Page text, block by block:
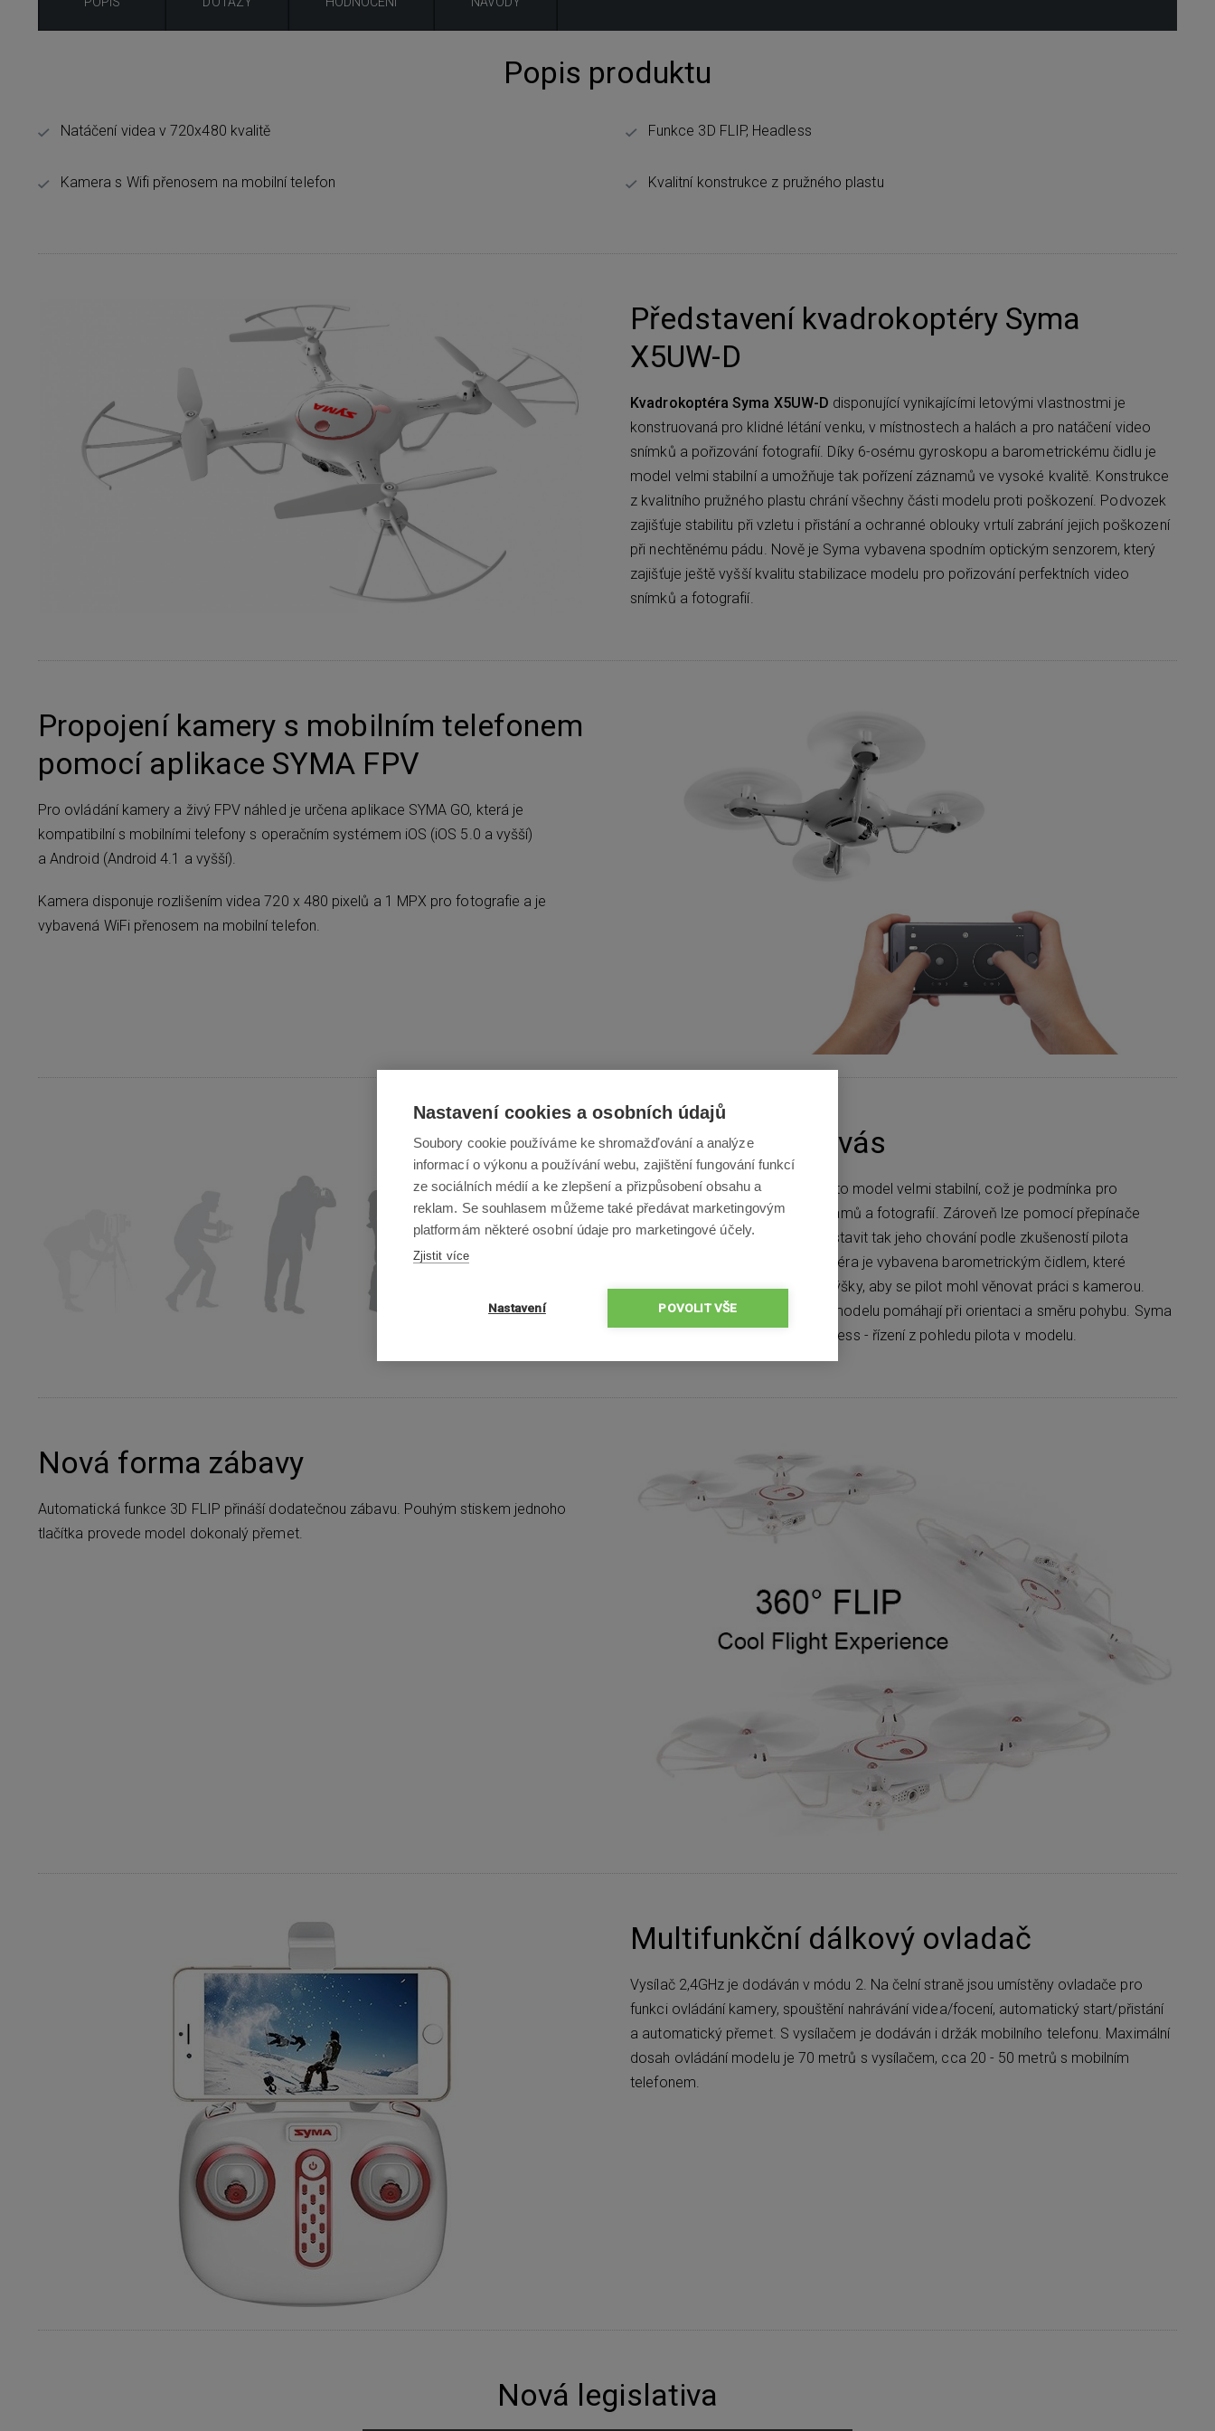
Popis produktu
Natáčení videa v 720x480 kvalitě
Kamera s Wifi přenosem na mobilní telefon
Funkce 3D FLIP, Headless
Kvalitní konstrukce z pružného plastu
Představení kvadrokoptéry Syma
X5UW-D
Kvadrokoptéra Syma X5UW-D disponující vynikajícími letovými vlastnostmi je
konstruovaná pro klidné létání venku, v místnostech a halách a pro natáčení video
snímků a pořizování fotografií. Díky 6-osému gyroskopu a barometrickému čidlu je
model velmi stabilní a umožňuje tak pořízení záznamů ve vysoké kvalitě. Konstrukce
z kvalitního pružného plastu chrání všechny části modelu proti poškození. Podvozek
zajišťuje stabilitu při vzletu i přistání a ochranné oblouky vrtulí zabrání jejich poškození
při nechtěnému pádu. Nově je Syma vybavena spodním optickým senzorem, který
zajišťuje ještě vyšší kvalitu stabilizace modelu pro pořizování perfektních video
snímků a fotografií.
Propojení kamery s mobilním telefonem
pomocí aplikace SYMA FPV
Pro ovládání kamery a živý FPV náhled je určena aplikace SYMA GO, která je
kompatibilní s mobilními telefony s operačním systémem iOS (iOS 5.0 a vyšší)
a Android (Android 4.1 a vyšší).
Kamera disponuje rozlišením videa 720 x 480 pixelů a 1 MPX pro fotografie a je
vybavená WiFi přenosem na mobilní telefon.
To nejlepší pro vás
Díky kvalitní řídící jednotce je tento model velmi stabilní, což je podmínka pro
pořizování kvalitních video záznamů a fotografií. Zároveň lze pomocí přepínače
upravovat rychlost modelu a nastavit tak jeho chování podle zkušeností pilota
(začátečník/expert). Kvadrokoptéra je vybavena barometrickým čidlem, které
umižňuje udržování nastavené výšky, aby se pilot mohl věnovat práci s kamerou.
Červené a zelené LED diody na modelu pomáhají při orientaci a směru pohybu. Syma
X5UW je vybavena i funkcí Headless - řízení z pohledu pilota v modelu.
Nová forma zábavy
Automatická funkce 3D FLIP přináší dodatečnou zábavu. Pouhým stiskem jednoho
tlačítka provede model dokonalý přemet.
Multifunkční dálkový ovladač
Vysílač 2,4GHz je dodáván v módu 2. Na čelní straně jsou umístěny ovladače pro
funkci ovládání kamery, spouštění nahrávání videa/focení, automatický start/přistání
a automatický přemet. S vysílačem je dodáván i držák mobilního telefonu. Maximální
dosah ovládání modelu je 70 metrů s vysílačem, cca 20 - 50 metrů s mobilním
telefonem.
Nová legislativa
Nastavení cookies a osobních údajů
Soubory cookie používáme ke shromažďování a analýze
informací o výkonu a používání webu, zajištění fungování funkcí
ze sociálních médií a ke zlepšení a přizpůsobení obsahu a
reklam. Se souhlasem můžeme také předávat marketingovým
platformám některé osobní údaje pro marketingové účely.
Zjistit více
Nastavení POVOLIT VŠE